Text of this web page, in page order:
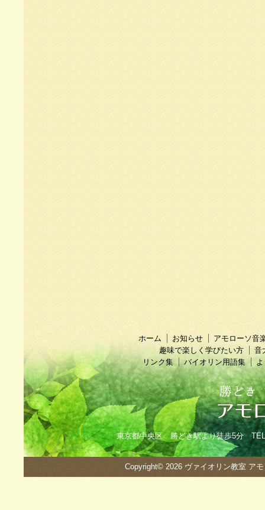
ホーム お知らせ
アモローソ音
趣味で楽しく学びたい方
音
リンク集
バイオリン用語集
東京都中央区 勝どき駅より徒歩5分
Copyright© 2026 ヴァイオリン教室 ア